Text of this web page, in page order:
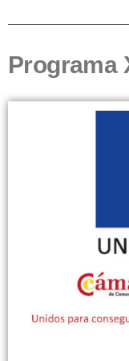
Programa